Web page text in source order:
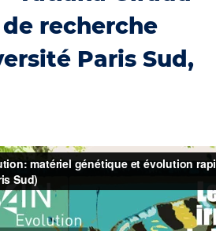
recherche
Paris Sud,